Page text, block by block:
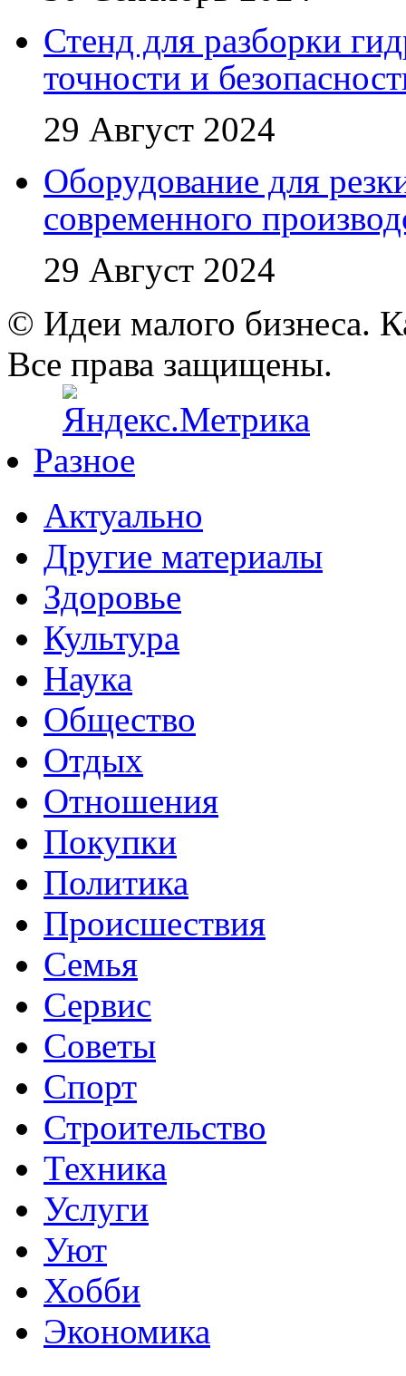
Стенд для разборки
точности и
29 Август 2024
Оборудование для
современного
29 Август 2024
© Идеи малого бизнеса.
Все права защищены.
Разное
Актуально
Другие материалы
Здоровье
Культура
Наука
Общество
Отдых
Отношения
Покупки
Политика
Происшествия
Семья
Сервис
Советы
Спорт
Строительство
Техника
Услуги
Уют
Хобби
Экономика